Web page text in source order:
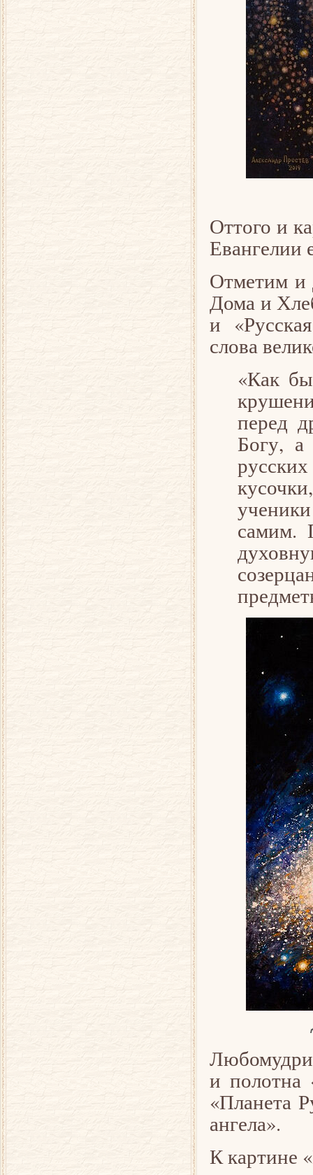
Оттого и
Евангелии
Отметим и
Дома и
и
слова
«Как
перед
Богу, а
самим.
и полотна
«Планета
ангела».
К картине